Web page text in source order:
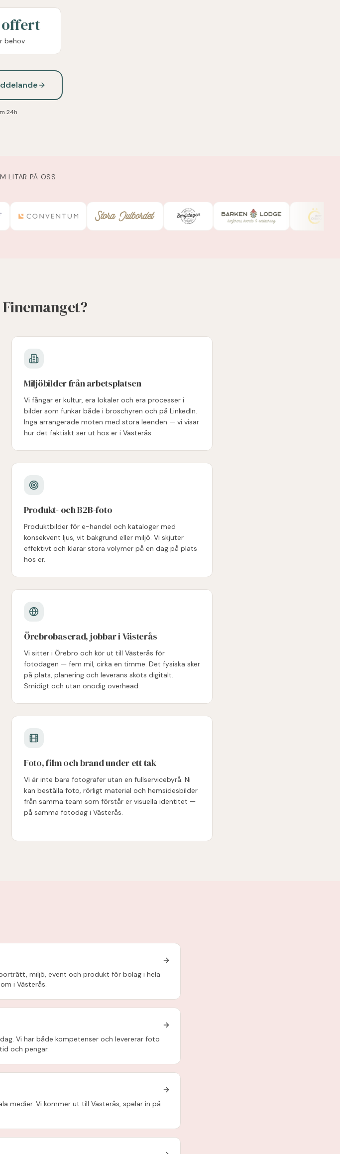
offert
behov
24h
LITAR PÅ OSS
Miljöbilder från arbetsplatsen
Vi fångar er kultur, era lokaler och era processer i
bilder som funkar både i broschyren och på LinkedIn.
Inga arrangerade möten med stora leenden — vi visar
hur det faktiskt ser ut hos er i Västerås.
Produkt- och B2B-foto
Produktbilder för e-handel och kataloger med
konsekvent ljus, vit bakgrund eller miljö. Vi skjuter
effektivt och klarar stora volymer på en dag på plats
hos er.
Örebrobaserad, jobbar i Västerås
Vi sitter i Örebro och kör ut till Västerås för
fotodagen — fem mil, cirka en timme. Det fysiska sker
på plats, planering och leverans sköts digitalt.
Smidigt och utan onödig overhead.
Foto, film och brand under ett tak
Vi är inte bara fotografer utan en fullservicebyrå. Ni
kan beställa foto, rörligt material och hemsidesbilder
från samma team som förstår er visuella identitet —
på samma fotodag i Västerås.
miljö, event och produkt för bolag i hela
i Västerås.
Vi har både kompetenser och levererar foto
och pengar.
medier. Vi kommer ut till Västerås, spelar in på